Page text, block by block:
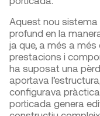
Aquest nou sistema
profund en la
ja que, a més a
prestacions i
ha suposat una
aportava
configurava
porticada genera